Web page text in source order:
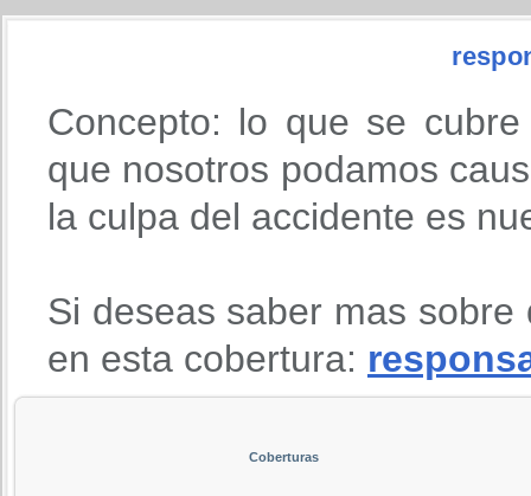
Concepto: lo que se
que nosotros podamos
la culpa del accidente es
Si deseas saber mas
en esta cobertura:
Coberturas